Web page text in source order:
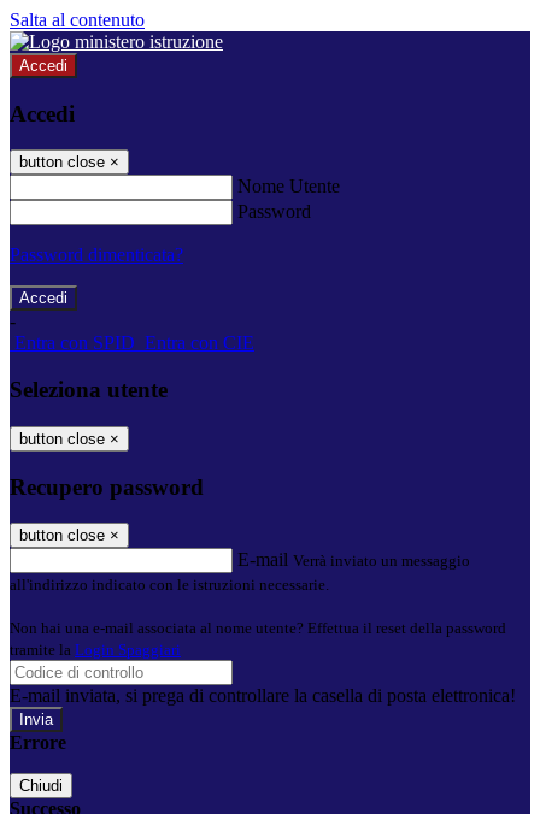
Salta al contenuto
Accedi
Accedi
button close ×
Nome Utente
Password
Password dimenticata?
-
Entra con SPID Entra con CIE
Seleziona utente
button close ×
Recupero password
button close ×
E-mail Verrà inviato un messaggio
all'indirizzo indicato con le istruzioni necessarie.
Non hai una e-mail associata al nome utente? Effettua il reset della password
tramite la Login Spaggiari
E-mail inviata, si prega di controllare la casella di posta elettronica!
Errore
Chiudi
Successo